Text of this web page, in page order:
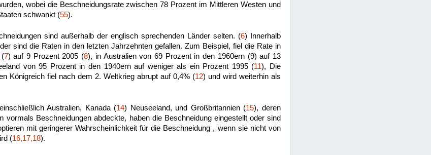
wobei die Beschneidungsrate zwischen 78 Prozent im Mittleren Westen und
schwankt (55).
sind außerhalb der englisch sprechenden Länder selten. (6) Innerhalb
sind die Raten in den letzten Jahrzehnten gefallen. Zum Beispiel, fiel die Rate in
(7) auf 9 Prozent 2005 (8), in Australien von 69 Prozent in den 1960ern (9) auf 13
von 95 Prozent in den 1940ern auf weniger als ein Prozent 1995 (11), Die
Königreich fiel nach dem 2. Weltkrieg abrupt auf 0,4% (12) und wird weiterhin als
Australien, Kanada (14) Neuseeland, und Großbritannien (15), deren
vormals Beschneidungen abdeckte, haben die Beschneidung eingestellt oder sind
mit geringerer Wahrscheinlichkeit für die Beschneidung , wenn sie nicht von
(16,17,18).